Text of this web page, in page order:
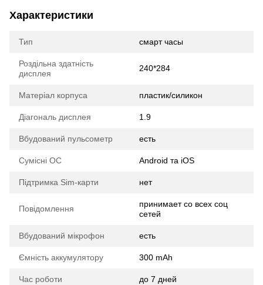
Характеристики
Тип смарт часы
Роздільна здатність
дисплея
240*284
Матеріал корпуса пластик/силикон
Діагональ дисплея 1.9
Вбудований пульсометр есть
Сумісні ОС Android та iOS
Підтримка Sim-карти нет
Повідомлення
принимает со всех соц
сетей
Вбудований мікрофон есть
Ємність аккумулятору 300 mAh
Час роботи до 7 дней